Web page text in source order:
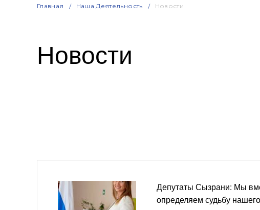
Главная Наша Деятельность Новости
Новости
Депутаты Сызрани: Мы
определяем судьбу